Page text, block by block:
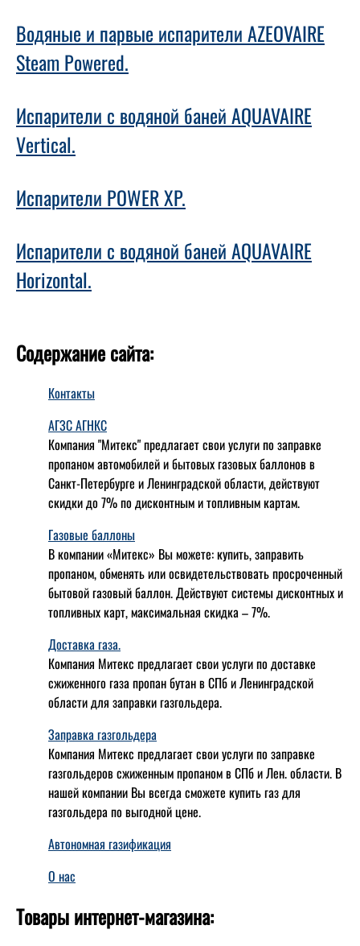
Водяные и парвые испарители AZEOVAIRE
Steam Powered.
Испарители с водяной баней AQUAVAIRE
Vertical.
Испарители POWER XP.
Испарители с водяной баней AQUAVAIRE
Horizontal.
Содержание сайта:
Контакты
АГЗС АГНКС
Компания "Митекс" предлагает свои услуги по заправке
пропаном автомобилей и бытовых газовых баллонов в
Санкт-Петербурге и Ленинградской области, действуют
скидки до 7% по дисконтным и топливным картам.
Газовые баллоны
В компании «Митекс» Вы можете: купить, заправить
пропаном, обменять или освидетельствовать просроченный
бытовой газовый баллон. Действуют системы дисконтных и
топливных карт, максимальная скидка – 7%.
Доставка газа.
Компания Митекс предлагает свои услуги по доставке
сжиженного газа пропан бутан в СПб и Ленинградской
области для заправки газгольдера.
Заправка газгольдера
Компания Митекс предлагает свои услуги по заправке
газгольдеров сжиженным пропаном в СПб и Лен. области. В
нашей компании Вы всегда сможете купить газ для
газгольдера по выгодной цене.
Автономная газификация
О нас
Товары интернет-магазина: